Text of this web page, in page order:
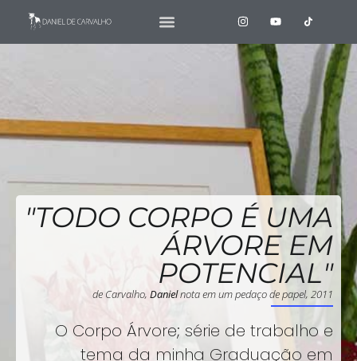
"TODO CORPO É UMA
ÁRVORE EM
POTENCIAL"
de Carvalho, Danielnota em um pedaço de papel, 2011
O Corpo Árvore; série de trabalho e
tema da minha Graduação em